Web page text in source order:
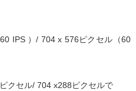
IPS ）/ 704 x 576ピクセル（60
クセル/ 704 x288ピクセルで